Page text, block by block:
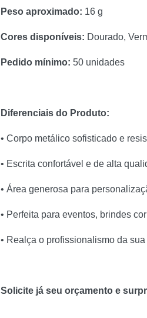
Peso aproximado: 16 g
Cores disponíveis: Dourado,
Pedido mínimo: 50 unidades
Diferenciais do Produto:
• Corpo metálico sofisticado e
• Escrita confortável e de alta
• Área generosa para
• Perfeita para eventos, brindes
• Realça o profissionalismo da
Solicite já seu orçamento e